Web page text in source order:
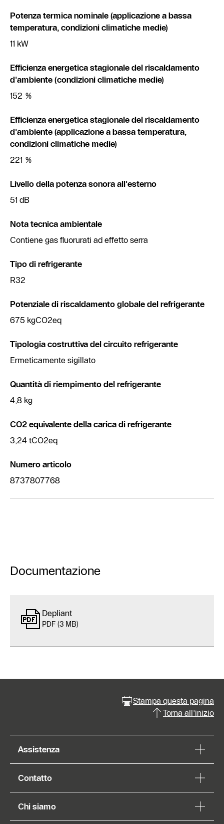
Potenza termica nominale (applicazione a bassa
temperatura, condizioni climatiche medie)
11 kW
Efficienza energetica stagionale del riscaldamento
d'ambiente (condizioni climatiche medie)
152 %
Efficienza energetica stagionale del riscaldamento
d'ambiente (applicazione a bassa temperatura,
condizioni climatiche medie)
221 %
Livello della potenza sonora all'esterno
51 dB
Nota tecnica ambientale
Contiene gas fluorurati ad effetto serra
Tipo di refrigerante
R32
Potenziale di riscaldamento globale del refrigerante
675 kgCO2eq
Tipologia costruttiva del circuito refrigerante
Ermeticamente sigillato
Quantità di riempimento del refrigerante
4,8 kg
CO2 equivalente della carica di refrigerante
3,24 tCO2eq
Numero articolo
8737807768
Documentazione
Depliant
PDF (3 MB)
Stampa questa pagina
Torna all'inizio
Assistenza
Contatto
Chi siamo